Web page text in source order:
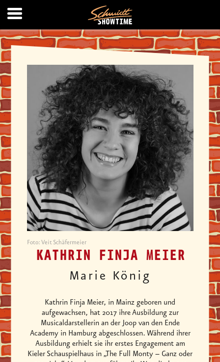
Foto: Veit Schäfermeier
KATHRIN FINJA MEIER
Marie König
Kathrin Finja Meier, in Mainz geboren und
aufgewachsen, hat 2017 ihre Ausbildung zur
Musicaldarstellerin an der Joop van den Ende
Academy in Hamburg abgeschlossen. Während ihrer
Ausbildung erhielt sie ihr erstes Engagement am
Kieler Schauspielhaus in „The Full Monty – Ganz oder